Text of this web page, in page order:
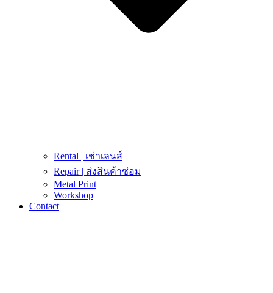
Rental | เช่าเลนส์
Repair | ส่งสินค้าซ่อม
Metal Print
Workshop
Contact